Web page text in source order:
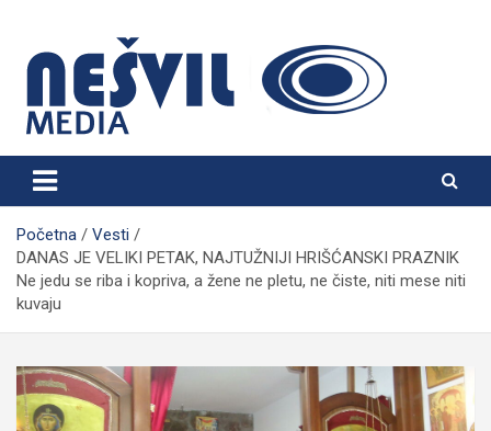
content
Nešvil Media Bogatić
Početna
Vesti
DANAS JE VELIKI PETAK, NAJTUŽNIJI HRIŠĆANSKI PRAZNIK
Ne jedu se riba i kopriva, a žene ne pletu, ne čiste, niti mese niti
kuvaju